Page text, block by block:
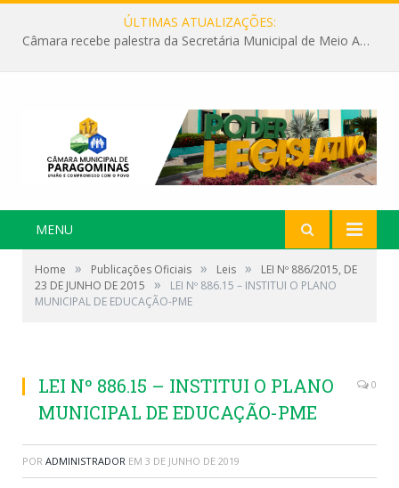
ÚLTIMAS ATUALIZAÇÕES:
Câmara recebe palestra da Secretária Municipal de Meio Ambiente sobre as ações da “SEMANA DO MEIO AMBIENTE”
MENU
Home » Publicações Oficiais » Leis »
LEI Nº 886/2015, DE
23 DE JUNHO DE 2015
»
LEI Nº 886.15 – INSTITUI O PLANO
MUNICIPAL DE EDUCAÇÃO-PME
LEI Nº 886.15 – INSTITUI O PLANO
MUNICIPAL DE EDUCAÇÃO-PME
0
POR ADMINISTRADOR EM 3 DE JUNHO DE 2019